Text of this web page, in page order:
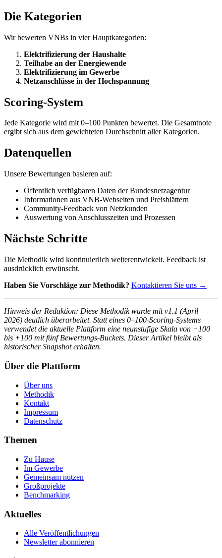
Die Kategorien
Wir bewerten VNBs in vier Hauptkategorien:
Elektrifizierung der Haushalte
Teilhabe an der Energiewende
Elektrifizierung im Gewerbe
Netzanschlüsse in der Hochspannung
Scoring-System
Jede Kategorie wird mit 0–100 Punkten bewertet. Die Gesamtnote
ergibt sich aus dem gewichteten Durchschnitt aller Kategorien.
Datenquellen
Unsere Bewertungen basieren auf:
Öffentlich verfügbaren Daten der Bundesnetzagentur
Informationen aus VNB-Webseiten und Preisblättern
Community-Feedback von Netzkunden
Auswertung von Anschlusszeiten und Prozessen
Nächste Schritte
Die Methodik wird kontinuierlich weiterentwickelt. Feedback ist
ausdrücklich erwünscht.
Haben Sie Vorschläge zur Methodik? Kontaktieren Sie uns →
Hinweis der Redaktion: Diese Methodik wurde mit v1.1 (April
2026) deutlich überarbeitet. Statt eines 0–100-Scoring-Systems
verwendet die aktuelle Plattform eine neunstufige Skala von −100
bis +100 mit fünf Bewertungs-Buckets. Dieser Artikel bleibt als
historischer Snapshot erhalten.
Über die Plattform
Über uns
Methodik
Kontakt
Impressum
Datenschutz
Themen
Zu Hause
Im Gewerbe
Gemeinsam nutzen
Großprojekte
Benchmarking
Aktuelles
Alle Veröffentlichungen
Newsletter abonnieren